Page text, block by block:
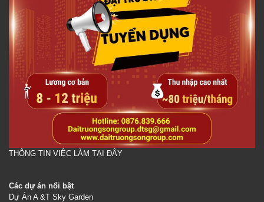
THÔNG TIN VIỆC LÀM TẠI ĐÂY
Các dự án nổi bật
Dự Án A &T Sky Garden